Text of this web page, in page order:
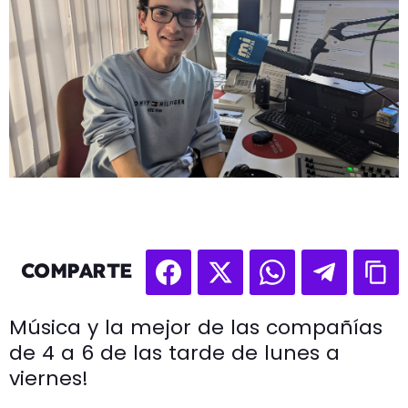
COMPARTE
Música y la mejor de las compañías
de 4 a 6 de las tarde de lunes a
viernes!